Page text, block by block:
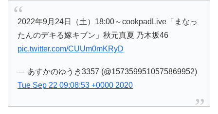
2022年9月24日（土）18:00～cookpadLive「まなっ
たんのデキる嫁キブン」秋元真夏 乃木坂46
pic.twitter.com/CUUm0mKRyD
— あすかのゆうき3357 (@1573599510575869952)
Tue Sep 22 09:08:53 +0000 2020